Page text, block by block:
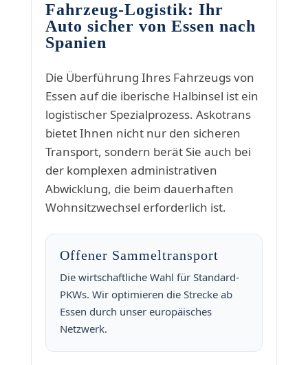
Fahrzeug-Logistik: Ihr
Auto sicher von Essen nach
Spanien
Die Überführung Ihres Fahrzeugs von
Essen auf die iberische Halbinsel ist ein
logistischer Spezialprozess. Askotrans
bietet Ihnen nicht nur den sicheren
Transport, sondern berät Sie auch bei
der komplexen administrativen
Abwicklung, die beim dauerhaften
Wohnsitzwechsel erforderlich ist.
Offener Sammeltransport
Die wirtschaftliche Wahl für Standard-
PKWs. Wir optimieren die Strecke ab
Essen durch unser europäisches
Netzwerk.